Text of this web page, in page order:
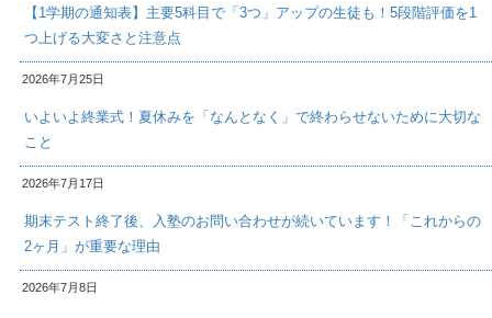
【1学期の通知表】主要5科目で「3つ」アップの生徒も！5段階評価を1
つ上げる大変さと注意点
2026年7月25日
いよいよ終業式！夏休みを「なんとなく」で終わらせないために大切な
こと
2026年7月17日
期末テスト終了後、入塾のお問い合わせが続いています！「これからの
2ヶ月」が重要な理由
2026年7月8日